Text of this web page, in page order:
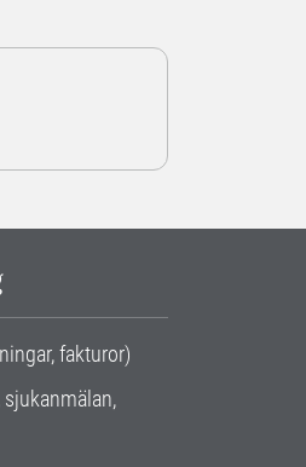
fakturor)